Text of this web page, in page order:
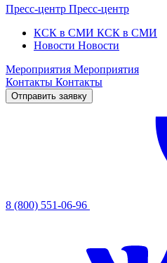
Пресс-центр Пресс-центр
КСК в СМИ КСК в СМИ
Новости Новости
Мероприятия Мероприятия
Контакты Контакты
Отправить заявку
8 (800) 551-06-96